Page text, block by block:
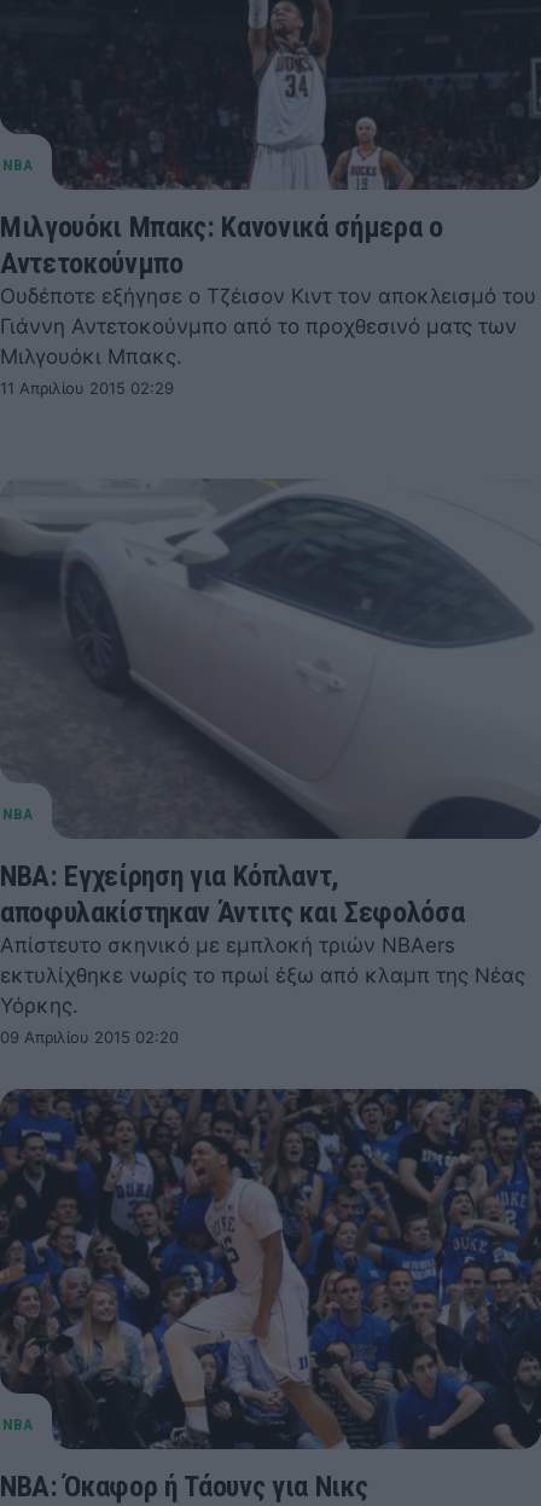
Μιλγουόκι Μπακς: Κανονικά σήμερα ο
Αντετοκούνμπο
Ουδέποτε εξήγησε ο Τζέισον Κιντ τον αποκλεισμό του
Γιάννη Αντετοκούνμπο από το προχθεσινό ματς των
Μιλγουόκι Μπακς.
11 Απριλίου 2015 02:29
NBA: Εγχείρηση για Κόπλαντ,
αποφυλακίστηκαν Άντιτς και Σεφολόσα
Απίστευτο σκηνικό με εμπλοκή τριών NBAers
εκτυλίχθηκε νωρίς το πρωί έξω από κλαμπ της Νέας
Υόρκης.
09 Απριλίου 2015 02:20
NBA: Όκαφορ ή Τάουνς για Νικς